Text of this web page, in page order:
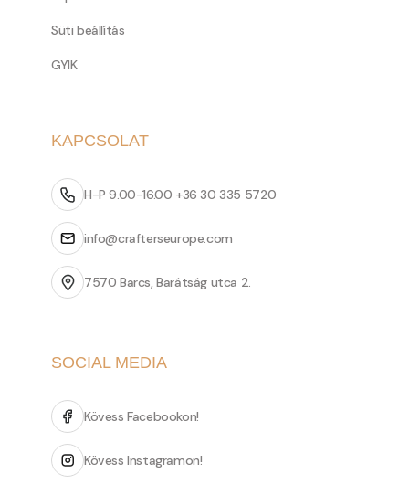
Süti beállítás
GYIK
KAPCSOLAT
H-P 9.00-16.00 +36 30 335 5720
info@crafterseurope.com
7570 Barcs, Barátság utca 2.
SOCIAL MEDIA
Kövess Facebookon!
Kövess Instagramon!